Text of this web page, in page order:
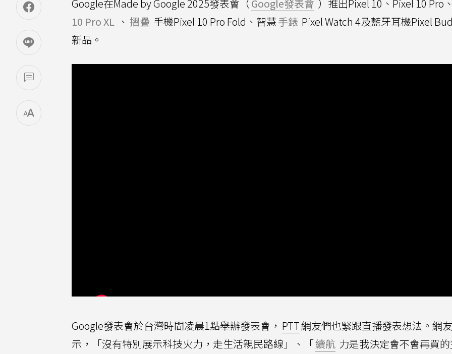
Google在Made by Google 2025發表會（Google發表會 ）推出Pixel 10、Pixel 10 Pro、
10 Pro XL 、 摺疊 手機Pixel 10 Pro Fold、智慧手錶 Pixel Watch 4及藍牙耳機Pixel
新品。
Google發表會於台灣時間凌晨1點舉辦發表會， PTT網友們也緊跟直播發表想法。網
示，「沒有特別展示科技火力，走生活親民路線」、「續航 力是我決定會不會再買